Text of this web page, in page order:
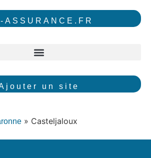
ASSURANCE.FR
un site
» Casteljaloux